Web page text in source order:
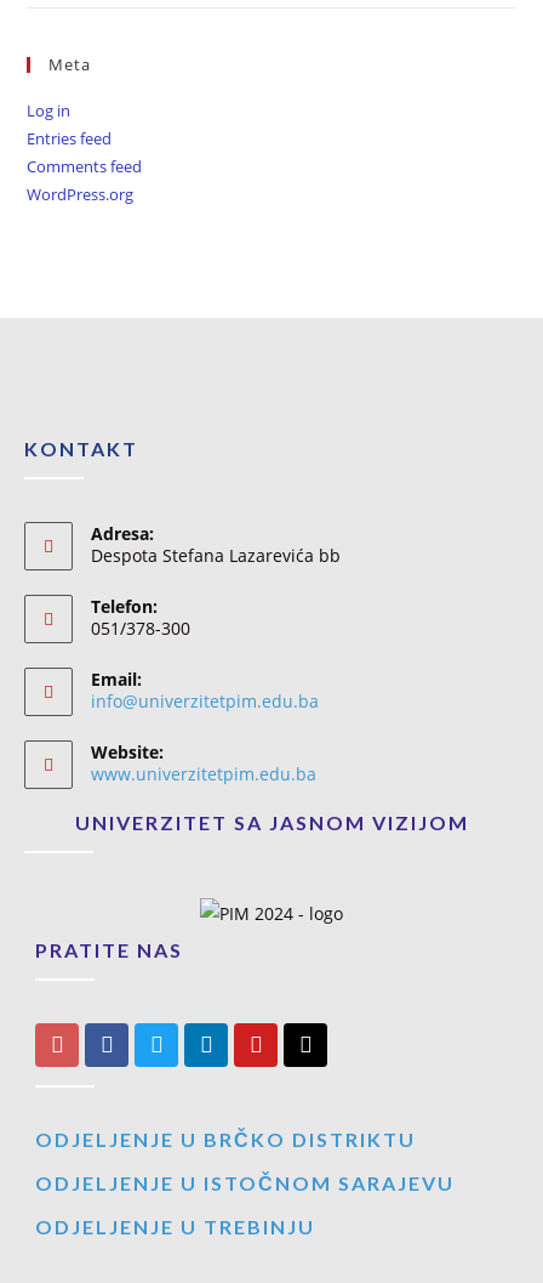
Meta
Log in
Entries feed
Comments feed
WordPress.org
KONTAKT
Adresa:
Despota Stefana Lazarevića bb
Telefon:
051/378-300
Email:
info@univerzitetpim.edu.ba
Website:
www.univerzitetpim.edu.ba
UNIVERZITET SA JASNOM VIZIJOM
PRATITE NAS
ODJELJENJE U BRČKO DISTRIKTU
ODJELJENJE U ISTOČNOM SARAJEVU
ODJELJENJE U TREBINJU